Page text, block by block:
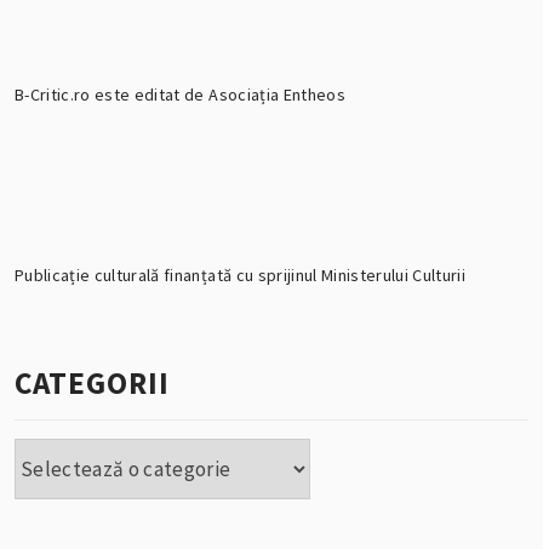
B-Critic.ro este editat de Asociația Entheos
Publicație culturală finanțată cu sprijinul Ministerului Culturii
CATEGORII